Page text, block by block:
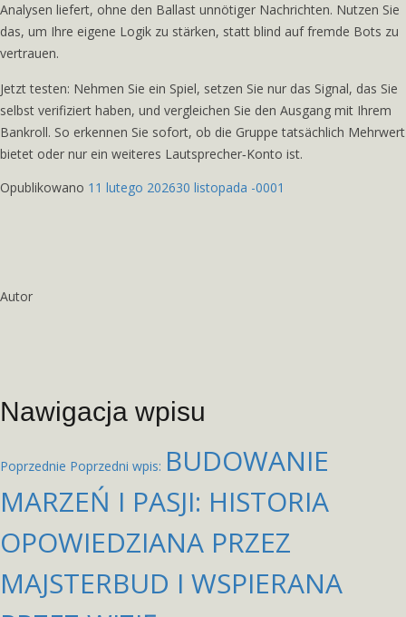
Analysen liefert, ohne den Ballast unnötiger Nachrichten. Nutzen Sie
das, um Ihre eigene Logik zu stärken, statt blind auf fremde Bots zu
vertrauen.
Jetzt testen: Nehmen Sie ein Spiel, setzen Sie nur das Signal, das Sie
selbst verifiziert haben, und vergleichen Sie den Ausgang mit Ihrem
Bankroll. So erkennen Sie sofort, ob die Gruppe tatsächlich Mehrwert
bietet oder nur ein weiteres Lautsprecher‑Konto ist.
Opublikowano 11 lutego 202630 listopada -0001
Autor
Nawigacja wpisu
Poprzednie Poprzedni wpis: BUDOWANIE
MARZEŃ I PASJI: HISTORIA
OPOWIEDZIANA PRZEZ
MAJSTERBUD I WSPIERANA